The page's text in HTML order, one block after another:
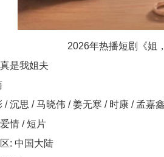
2026年热播短剧《姐
是我姐夫
/ 沉思 / 马晓伟 / 姜无寒 / 时康 / 孟嘉
情 / 短片
: 中国大陆